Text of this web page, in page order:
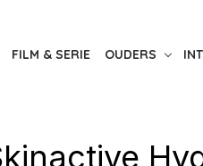
FILM & SERIE OUDERS